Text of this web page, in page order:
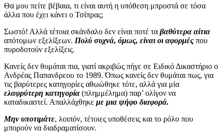
Θα μου πείτε βέβαια, τι είναι αυτή η υπόθεση μπροστά σε τόσα
άλλα που έχει κάνει ο Τσίπρας;
Σωστό! Αλλά τέτοια σκάνδαλο δεν είναι ποτέ τα βαθύτερα αίτια
απότομων εξελίξεων. Πολύ συχνά, όμως, είναι οι αφορμές που
πυροδοτούν εξελίξεις.
Κανείς δεν θυμάται πια, γιατί ακριβώς πήγε σε Ειδικό Δικαστήριο ο
Ανδρέας Παπανδρεου το 1989. Όπως κανείς δεν θυμάται πως, για
τις βαρύτερες κατηγορίες αθωώθηκε τότε, αλλά για μία
ελαφρύτερη κατηγορία (πλημμέλημα) παρ’ ολίγον να
καταδικαστεί. Απαλλάχθηκε με μια ψήφο διαφορά.
Μην υποτιμάτε, λοιπόν, τέτοιες υποθέσεις και το ρόλο που
μπορούν να διαδραματίσουν.